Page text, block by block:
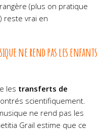
(plus on pratique
reste vrai en
ne rend pas les enfants
les transferts de
scientifiquement.
ne rend pas les
Grail estime que ce